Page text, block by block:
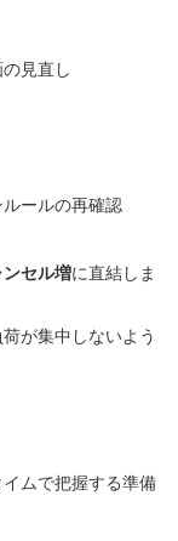
見直し
ールの再確認
セル増に直結しま
が集中しないよう
ムで把握する準備